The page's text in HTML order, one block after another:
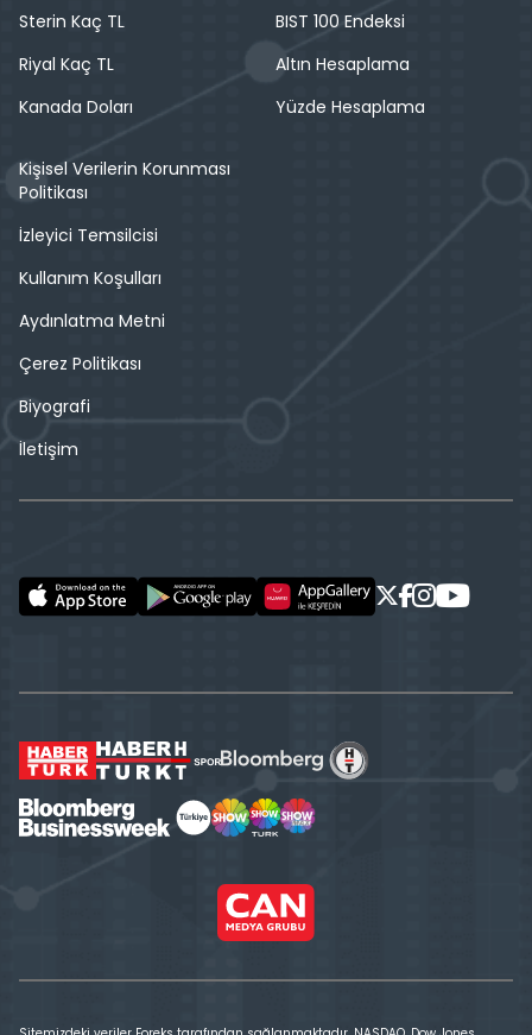
Sterin Kaç TL
Riyal Kaç TL
Kanada Doları
BIST 100 Endeksi
Altın Hesaplama
Yüzde Hesaplama
Kişisel Verilerin Korunması
Politikası
İzleyici Temsilcisi
Kullanım Koşulları
Aydınlatma Metni
Çerez Politikası
Biyografi
İletişim